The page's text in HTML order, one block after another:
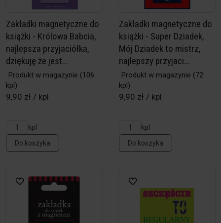
Zakładki magnetyczne do
książki - Królowa Babcia,
najlepsza przyjaciółka,
dziękuję że jest...
Produkt w magazynie (106
kpl)
9,90 zł / kpl
kpl
Do koszyka
Zakładki magnetyczne do
książki - Super Dziadek,
Mój Dziadek to mistrz,
najlepszy przyjaci...
Produkt w magazynie (72
kpl)
9,90 zł / kpl
kpl
Do koszyka